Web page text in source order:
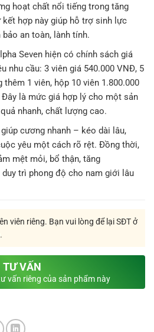
hoạt chất nổi tiếng trong tăng
hợp này giúp hỗ trợ sinh lực
an toàn, lành tính.
Seven hiện có chính sách giá
nhu cầu: 3 viên giá 540.000 VNĐ, 5
thêm 1 viên, hộp 10 viên 1.800.000
là mức giá hợp lý cho một sản
nhanh, chất lượng cao.
cương nhanh – kéo dài lâu,
yêu một cách rõ rệt. Đồng thời,
mệt mỏi, bổ thận, tăng
trì phong độ cho nam giới lâu
viên riêng. Bạn vui lòng để lại SĐT ở
TƯ VẤN
vấn riêng của sản phẩm này